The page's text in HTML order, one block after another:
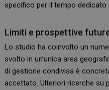
specifico per il tempo dedicato
Limiti e prospettive
Lo studio ha coinvolto un
svolto in un’unica area
di gestione condivisa è
accettato. Ulteriori ricerche su